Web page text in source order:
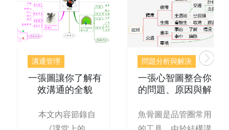
溝通管理
一張圖讓你了解有
效溝通的全貌
本文內容節錄自
問題分析與解決
一張心智圖整合你
的問題、原因與解
魚骨圖是品管圈常用